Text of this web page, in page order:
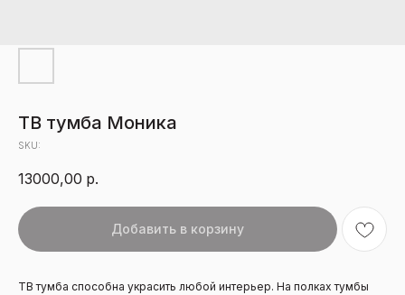
ТВ тумба Моника
SKU:
13000,00 р.
Добавить в корзину
ТВ тумба способна украсить любой интерьер. На полках тумбы